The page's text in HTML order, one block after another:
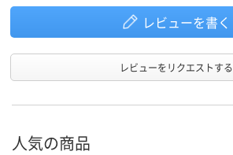
レビューを書く
レビューをリクエストする
人気の商品